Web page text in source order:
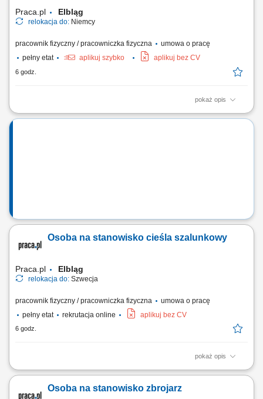
Praca.pl Elbląg
relokacja do: Niemcy
pracownik fizyczny / pracowniczka fizyczna
umowa o pracę
pełny etat
aplikuj szybko aplikuj bez CV
6 godz.
pokaż opis
Opis stanowiska: Kompleksowy montaż oraz demontaż systemów
Osoba na stanowisko cieśla szalunkowy
Praca.pl Elbląg
relokacja do: Szwecja
pracownik fizyczny / pracowniczka fizyczna
umowa o pracę
pełny etat
rekrutacja online aplikuj bez CV
6 godz.
pokaż opis
Twój zakres obowiązków Montaż szalunków.
Osoba na stanowisko zbrojarz